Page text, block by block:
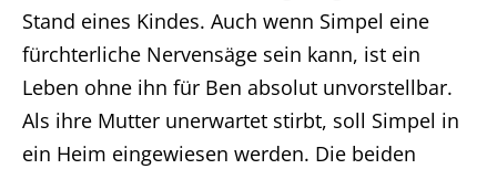
Stand eines Kindes. Auch wenn Simpel eine
fürchterliche Nervensäge sein kann, ist ein
Leben ohne ihn für Ben absolut unvorstellbar.
Als ihre Mutter unerwartet stirbt, soll Simpel in
ein Heim eingewiesen werden. Die beiden